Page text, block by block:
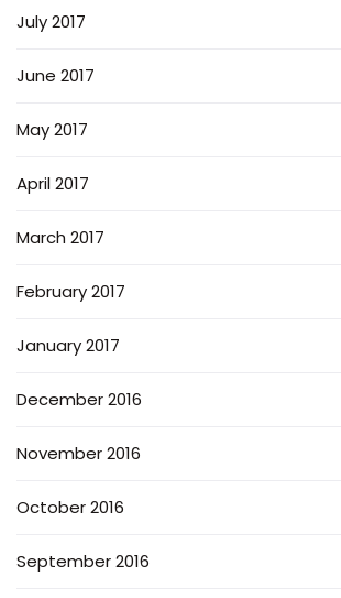
July 2017
June 2017
May 2017
April 2017
March 2017
February 2017
January 2017
December 2016
November 2016
October 2016
September 2016